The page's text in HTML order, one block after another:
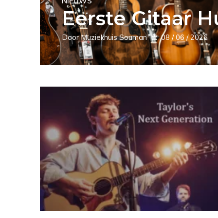
Eerste Gitaar
Door Muziekhuis Souman 08 / 06 / 2026